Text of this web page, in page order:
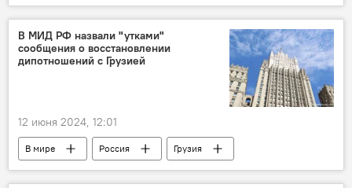
двойное гражданство
МВД Литвы
законопроект
Агне Билотайте
В МИД РФ назвали "утками"
сообщения о восстановлении
дипотношений с Грузией
12 июня 2024, 12:01
В мире Россия
Грузия
МИД РФ
Политика
Общество